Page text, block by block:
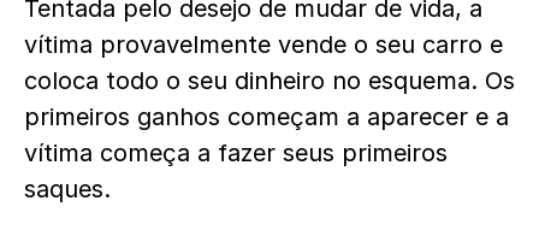
Tentada pelo desejo de mudar de vida, a
vítima provavelmente vende o seu carro e
coloca todo o seu dinheiro no esquema. Os
primeiros ganhos começam a aparecer e a
vítima começa a fazer seus primeiros
saques.